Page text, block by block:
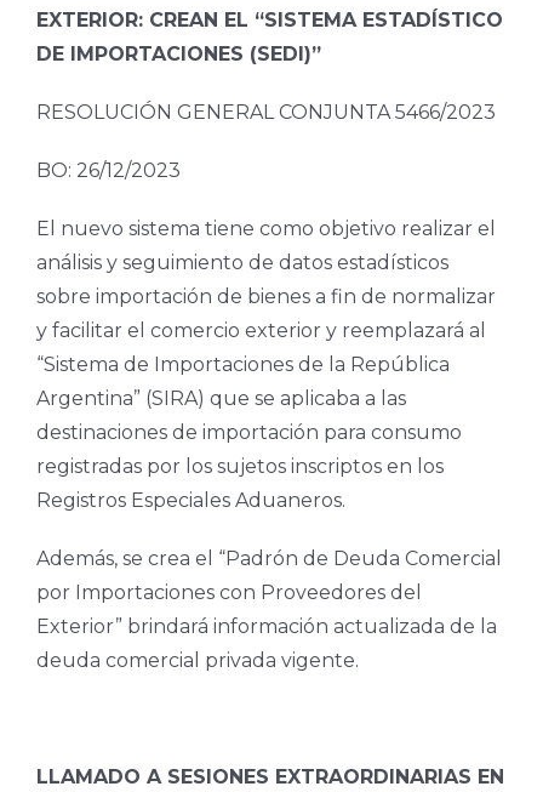
EXTERIOR: CREAN EL “SISTEMA ESTADÍSTICO
DE IMPORTACIONES (SEDI)”
RESOLUCIÓN GENERAL CONJUNTA 5466/2023
BO: 26/12/2023
El nuevo sistema tiene como objetivo realizar el
análisis y seguimiento de datos estadísticos
sobre importación de bienes a fin de normalizar
y facilitar el comercio exterior y reemplazará al
“Sistema de Importaciones de la República
Argentina” (SIRA) que se aplicaba a las
destinaciones de importación para consumo
registradas por los sujetos inscriptos en los
Registros Especiales Aduaneros.
Además, se crea el “Padrón de Deuda Comercial
por Importaciones con Proveedores del
Exterior” brindará información actualizada de la
deuda comercial privada vigente.
LLAMADO A SESIONES EXTRAORDINARIAS EN